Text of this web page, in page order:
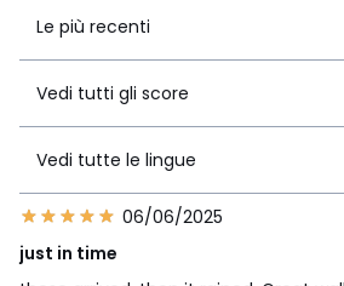
Le più recenti
Vedi tutti gli score
Vedi tutte le lingue
06/06/2025
just in time